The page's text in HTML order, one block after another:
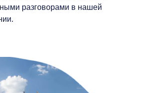
разговорами в нашей